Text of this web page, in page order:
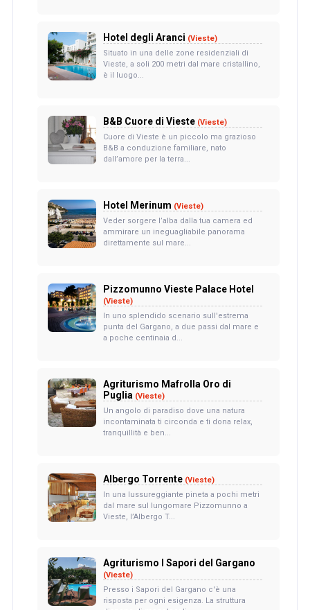
Hotel degli Aranci (Vieste)
Situato in una delle zone residenziali di
Vieste, a soli 200 metri dal mare cristallino,
è il luogo...
B&B Cuore di Vieste (Vieste)
Cuore di Vieste è un piccolo ma grazioso
B&B a conduzione familiare, nato
dall’amore per la terra...
Hotel Merinum (Vieste)
Veder sorgere l’alba dalla tua camera ed
ammirare un ineguagliabile panorama
direttamente sul mare...
Pizzomunno Vieste Palace Hotel
(Vieste)
In uno splendido scenario sull'estrema
punta del Gargano, a due passi dal mare e
a poche centinaia d...
Agriturismo Mafrolla Oro di
Puglia (Vieste)
Un angolo di paradiso dove una natura
incontaminata ti circonda e ti dona relax,
tranquillità e ben...
Albergo Torrente (Vieste)
In una lussureggiante pineta a pochi metri
dal mare sul lungomare Pizzomunno a
Vieste, l’Albergo T...
Agriturismo I Sapori del Gargano
(Vieste)
Presso i Sapori del Gargano c'è una
risposta per ogni esigenza. La struttura